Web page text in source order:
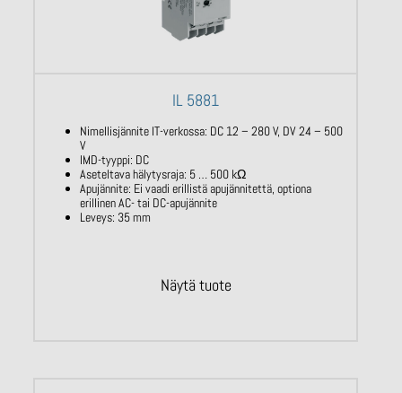
IL 5881
Nimellisjännite IT-verkossa: DC 12 – 280 V, DV 24 – 500
V
IMD-tyyppi: DC
Aseteltava hälytysraja: 5 … 500 kΩ
Apujännite: Ei vaadi erillistä apujännitettä,optiona
erillinen AC- tai DC-apujännite
Leveys: 35 mm
Näytä tuote